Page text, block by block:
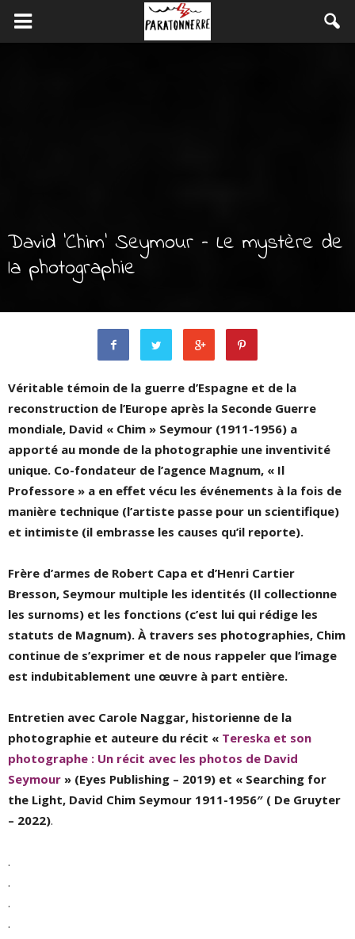
David ‘Chim’ Seymour – Le mystère de
la photographie
Véritable témoin de la guerre d’Espagne et de la
reconstruction de l’Europe après la Seconde Guerre
mondiale, David « Chim » Seymour (1911-1956) a
apporté au monde de la photographie une inventivité
unique. Co-fondateur de l’agence Magnum, « Il
Professore » a en effet vécu les événements à la fois de
manière technique (l’artiste passe pour un scientifique)
et intimiste (il embrasse les causes qu’il reporte).
Frère d’armes de Robert Capa et d’Henri Cartier
Bresson, Seymour multiple les identités (Il collectionne
les surnoms) et les fonctions (c’est lui qui rédige les
statuts de Magnum). À travers ses photographies, Chim
continue de s’exprimer et de nous rappeler que l’image
est indubitablement une œuvre à part entière.
Entretien avec Carole Naggar, historienne de la
photographie et auteure du récit « Tereska et son
photographe : Un récit avec les photos de David
Seymour » (Eyes Publishing – 2019) et « Searching for
the Light, David Chim Seymour 1911-1956″ ( De Gruyter
– 2022).
.
.
.
.